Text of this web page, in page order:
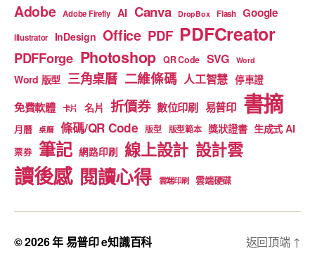
Adobe Adobe Firefly AI Canva DropBox Flash Google
Illustrator InDesign Office PDF PDFCreator
PDFForge Photoshop QR Code SVG Word
Word 版型 三角桌曆 二維條碼 人工智慧 停車證
免費軟體 卡片 名片 折價券 數位印刷 易普印 書摘
月曆 桌曆 條碼/QR Code 版型 版型範本 獎狀證書 生成式 AI
票券 筆記 網路印刷 線上設計 設計雲
讀後感 閱讀心得 雲端印刷 雲端硬碟
© 2026 年易普印 e知識百科 返回頂端 ↑